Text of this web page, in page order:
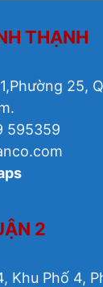
THẠNH
25,
595359
2
Khu Phố 4,